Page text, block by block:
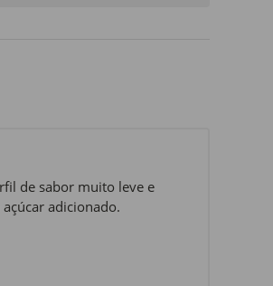
de sabor muito leve e
adicionado.